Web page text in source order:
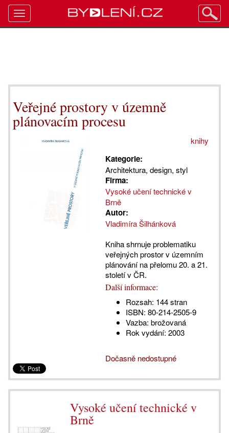
Veřejné prostory v územně
plánovacím procesu
knihy
Kategorie:
Architektura, design, styl
Firma:
Vysoké učení technické v
Brně
Autor:
Vladimíra Šilhánková
Kniha shrnuje problematiku
veřejných prostor v územním
plánování na přelomu 20. a 21.
století v ČR.
Další informace:
Rozsah: 144 stran
ISBN: 80-214-2505-9
Vazba: brožovaná
Rok vydání: 2003
Dočasně nedostupné
Vysoké učení technické v
Brně
Toggle
navigation